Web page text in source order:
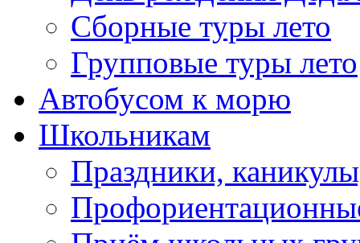
Сборные туры лето
Групповые туры лето
Автобусом к морю
Школьникам
Праздники,